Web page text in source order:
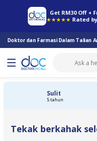
Get RM30 Off +
★★★★★ Rated
Doktor dan Farmasi Dalam Talian
Farmasi Online Konsult
Sulit
5 tahun
Tekak berkahak